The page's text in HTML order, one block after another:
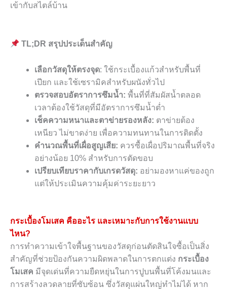
เข้ากับสไตล์บ้าน
TL;DR สรุปประเด็นสำคัญ
เลือกวัสดุให้ตรงจุด: ใช้กระเบื้องแก้วสำหรับพื้นที่
เปียก และใช้เซรามิคสำหรับผนังทั่วไป
ตรวจสอบอัตราการซึมน้ำ: พื้นที่ที่สัมผัสน้ำตลอด
เวลาต้องใช้วัสดุที่มีอัตราการซึมน้ำต่ำ
เช็คความหนาและตาข่ายรองหลัง: ตาข่ายต้อง
เหนียว ไม่ขาดง่าย เพื่อความทนทานในการติดตั้ง
คำนวณพื้นที่เผื่อสูญเสีย: ควรซื้อเผื่อปริมาณพื้นที่จริง
อย่างน้อย 10% สำหรับการตัดขอบ
เปรียบเทียบราคากับเกรดวัสดุ: อย่ามองหาแค่ของถูก
แต่ให้ประเมินความคุ้มค่าระยะยาว
กระเบื้องโมเสค คืออะไร และเหมาะกับการใช้งานแบบ
ไหน?
การทำความเข้าใจพื้นฐานของวัสดุก่อนตัดสินใจซื้อเป็นสิ่ง
สำคัญที่ช่วยป้องกันความผิดพลาดในการตกแต่ง กระเบื้อง
โมเสค มีจุดเด่นที่ความยืดหยุ่นในการปูบนพื้นที่โค้งมนและ
การสร้างลวดลายที่ซับซ้อน ซึ่งวัสดุแผ่นใหญ่ทำไม่ได้ หาก